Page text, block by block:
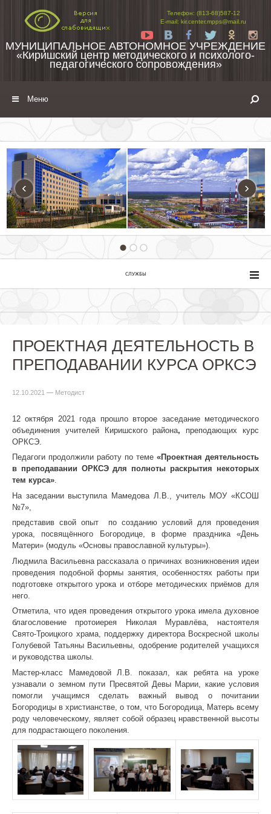
Телефон: (813-68)587-12
E-mail: kir.center.mpps@mail.ru
Yt
Tw
МУНИЦИПАЛЬНОЕ АВТОНОМНОЕ УЧРЕЖДЕНИЕ
«Киришский центр методического и психолого-
педагогического сопровождения»
Меню
‹ ›
СЛУЖБЫ
ПРОЕКТНАЯ ДЕЯТЕЛЬНОСТЬ В
ПРЕПОДАВАНИИ КУРСА ОРКСЭ
12.10.2021 — Методист
12 октября 2021 года прошло второе заседание методического
объединения учителей Киришского района, преподающих курс
ОРКСЭ.
Педагоги продолжили работу по теме «Проектная деятельность
в преподавании ОРКСЭ для полноты раскрытия некоторых
тем курса».
На заседании выступила Мамедова Л.В., учитель МОУ «КСОШ
№7»,
представив свой опыт по созданию условий для проведения
урока, посвящённого Богородице, в форме праздника «День
Матери» (модуль «Основы православной культуры»).
Людмила Васильевна рассказала о причинах возникновения идеи
проведения подобной формы занятия, особенностях работы при
подготовке открытого урока и отборе методических приёмов для
него.
Отметила, что идея проведения открытого урока имела духовное
благословение протоиерея Николая Муравлёва, настоятеля
Свято-Троицкого храма, поддержку директора Воскресной школы
Голубевой Татьяны Васильевны, одобрение родителей учащихся
и руководства школы.
Мастер-класс Мамедовой Л.В. показал, как ребята на уроке
узнавали о земном пути Пресвятой Девы Марии, какие условия
помогли учащимся сделать важный вывод о почитании
Богородицы в христианстве, о том, что Богородица, Матерь всему
роду человеческому, являет собой образец нравственной высоты
для подрастающего поколения.